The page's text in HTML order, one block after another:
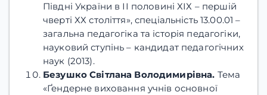
Півдні України в ІІ половині ХІХ – першій
чверті ХХ століття», спеціальність 13.00.01 –
загальна педагогіка та історія педагогіки,
науковий ступінь – кандидат педагогічних
наук (2013).
Безушко Світлана Володимирівна. Тема
«Ґендерне виховання учнів основної